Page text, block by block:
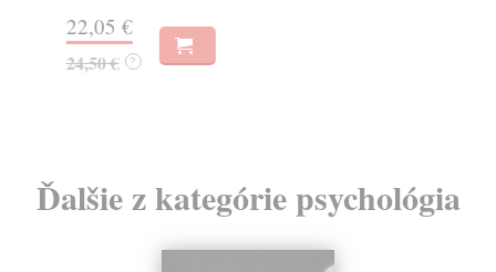
22,05 €
24,50 € ?
Ďalšie z kategórie psychológia